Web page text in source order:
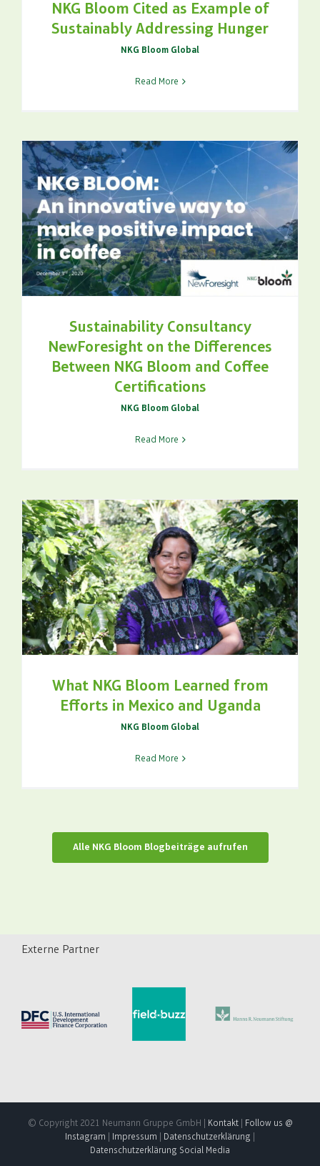
NKG Bloom Cited as Example of
Sustainably Addressing Hunger
NKG Bloom Global
Read More
Sustainability Consultancy
NewForesight on the Differences
Between NKG Bloom and Coffee
Certifications
NKG Bloom Global
Read More
What NKG Bloom Learned from
Efforts in Mexico and Uganda
NKG Bloom Global
Read More
Alle NKG Bloom Blogbeiträge aufrufen
Externe Partner
© Copyright 2021 Neumann Gruppe GmbH | Kontakt|
Follow us @
Instagram
Impressum Datenschutzerklärung
Datenschutzerklärung Social Media